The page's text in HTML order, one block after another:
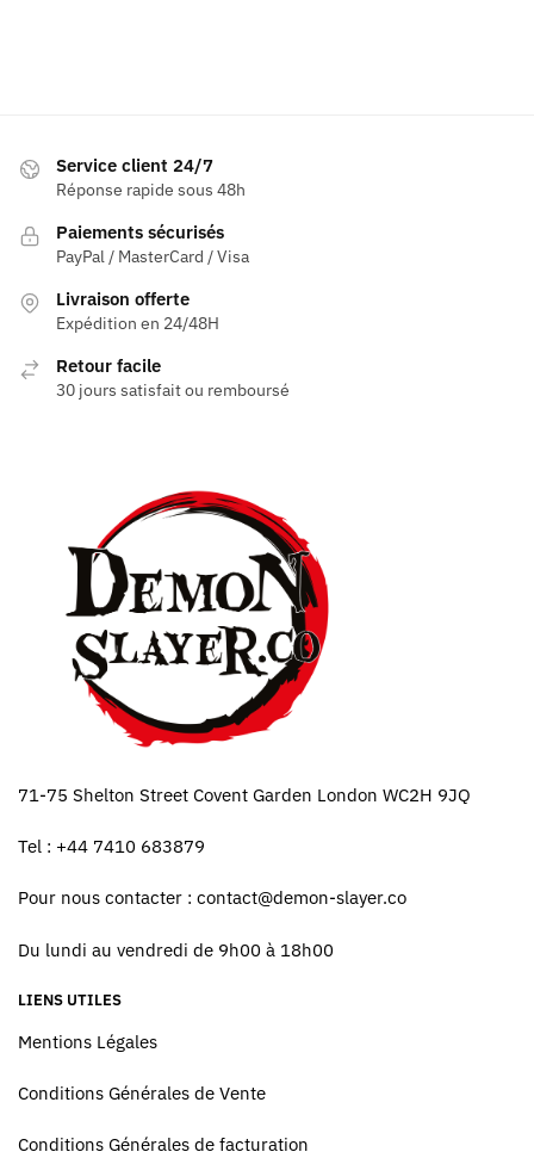
Service client 24/7
Réponse rapide sous 48h
Paiements sécurisés
PayPal / MasterCard / Visa
Livraison offerte
Expédition en 24/48H
Retour facile
30 jours satisfait ou remboursé
71-75 Shelton Street Covent Garden London WC2H 9JQ
Tel : +44 7410 683879
Pour nous contacter : contact@demon-slayer.co
Du lundi au vendredi de 9h00 à 18h00
LIENS UTILES
Mentions Légales
Conditions Générales de Vente
Conditions Générales de facturation